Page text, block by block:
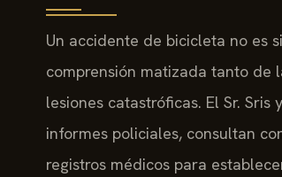
Un accidente de bicicleta no es
comprensión matizada tanto de
lesiones catastróficas. El Sr.
informes policiales, consultan
registros médicos para